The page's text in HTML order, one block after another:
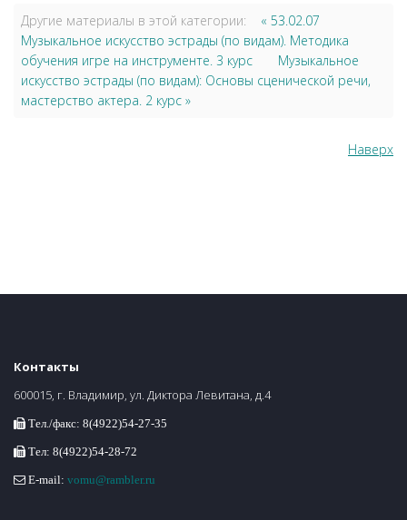
Другие материалы в этой категории:
« 53.02.07
Музыкальное искусство эстрады (по видам). Методика
обучения игре на инструменте. 3 курс
Музыкальное
искусство эстрады (по видам): Основы сценической речи,
мастерство актера. 2 курс »
Наверх
Контакты
600015, г. Владимир, ул. Диктора Левитана, д.4
Тел./факс: 8(4922)54-27-35
Тел: 8(4922)54-28-72
E-mail: vomu@rambler.ru